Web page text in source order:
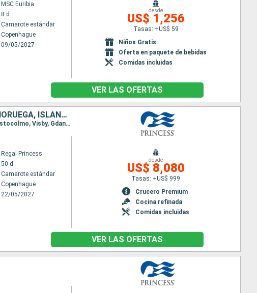
MSC Euribia
8 d
Camarote estándar
Copenhague
09/05/2027
desde
US$ 1,256
Tasas: +US$ 59
Niños Gratis
Oferta en paquete de bebidas
Comidas incluidas
VER LAS OFERTAS
ALEMANIA, ESTONIA, FINLANDIA, SUECIA, POLONIA, DINAMARCA, NORUEGA, ISLANDIA, REINO UNIDO, CANADÁ, IRLANDA, BÉLGICA, PAISES BAJOS
Itinerario : Copenhague, Warnemunde, Bornholm, Gdansk, Visby, Tallin, Helsinki, Tallin, Estocolmo, Visby, Gdansk, Bornholm, Arhus, Copenhague, Skagen, Hardangerfjord, Skjolden, Olden, Seydisfjordhur, Akureyri, Isafjordhur, Reykjavik, Isafjordhur, Akureyri, Seydisfjordhur, Islas Orcadas, Invergordon, Edimbourg, Brujas, Southampton, Cornwall, Cork, Dun Laoghaire, Belfast, Greenock, Southampton, Brujas, Amsterdam, Hamburgo, Skagen, Copenhague
Regal Princess
50 d
Camarote estándar
Copenhague
22/05/2027
desde
US$ 8,080
Tasas: +US$ 999
Crucero Premium
Cocina refinada
Comidas incluidas
VER LAS OFERTAS